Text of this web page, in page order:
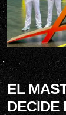
EL
DECIDE